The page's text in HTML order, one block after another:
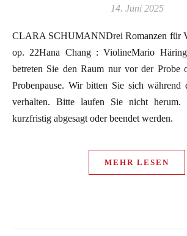
14. Juni 2025
CLARA SCHUMANNDrei Romanzen für Violine und Klavier,
op. 22Hana Chang : ViolineMario
betreten Sie den Raum nur vor der Probe
Probenpause. Wir bitten Sie sich während
verhalten. Bitte laufen Sie nicht
kurzfristig abgesagt oder beendet werden.
MEHR LESEN